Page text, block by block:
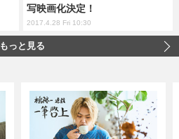
写映画化決定！
2017.4.28 Fri 10:30
もっと見る